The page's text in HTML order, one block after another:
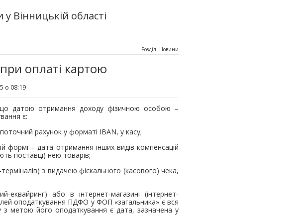
Вінницькій області
оплаті картою
о 08:19
Розділ: Новини
датою отримання доходу фізичною особою –
є:
рахунок у форматі ІВАN, у касу;
формі – дата отримання інших видів компенсацій
поставці) нею товарів;
з видачею фіскального (касового) чека,
еквайринг) або в інтернет-магазині (інтернет-
оподаткування ПДФО у ФОП «загальника» є вся
метою його оподаткування є дата, зазначена у